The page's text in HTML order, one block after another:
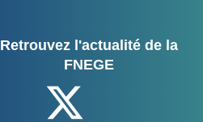
Retrouvez l'actualité de la
FNEGE